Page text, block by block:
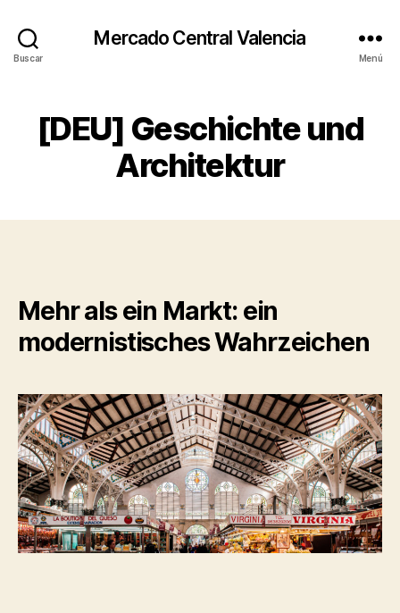
Buscar
Mercado Central Valencia
Menú
[DEU] Geschichte und
Architektur
Mehr als ein Markt: ein
modernistisches Wahrzeichen